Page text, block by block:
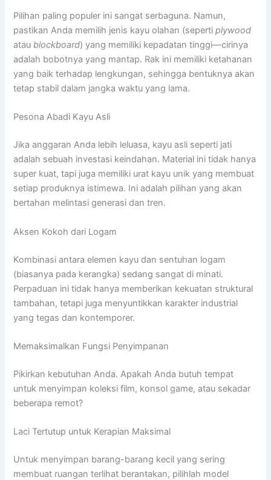
Pilihan paling populer ini sangat serbaguna. Namun,
pastikan Anda memilih jenis kayu olahan (sepertiplywood
ataublockboard) yang memiliki kepadatan tinggi—cirinya
adalah bobotnya yang mantap. Rak ini memiliki ketahanan
yang baik terhadap lengkungan, sehingga bentuknya akan
tetap stabil dalam jangka waktu yang lama.
Pesona Abadi Kayu Asli
Jika anggaran Anda lebih leluasa, kayu asli seperti jati
adalah sebuah investasi keindahan. Material ini tidak hanya
super kuat, tapi juga memiliki urat kayu unik yang membuat
setiap produknya istimewa. Ini adalah pilihan yang akan
bertahan melintasi generasi dan tren.
Aksen Kokoh dari Logam
Kombinasi antara elemen kayu dan sentuhan logam
(biasanya pada kerangka) sedang sangat di minati.
Perpaduan ini tidak hanya memberikan kekuatan struktural
tambahan, tetapi juga menyuntikkan karakter industrial
yang tegas dan kontemporer.
Memaksimalkan Fungsi Penyimpanan
Pikirkan kebutuhan Anda. Apakah Anda butuh tempat
untuk menyimpan koleksi film, konsol game, atau sekadar
beberapa remot?
Laci Tertutup untuk Kerapian Maksimal
Untuk menyimpan barang-barang kecil yang sering
membuat ruangan terlihat berantakan, pilihlah model